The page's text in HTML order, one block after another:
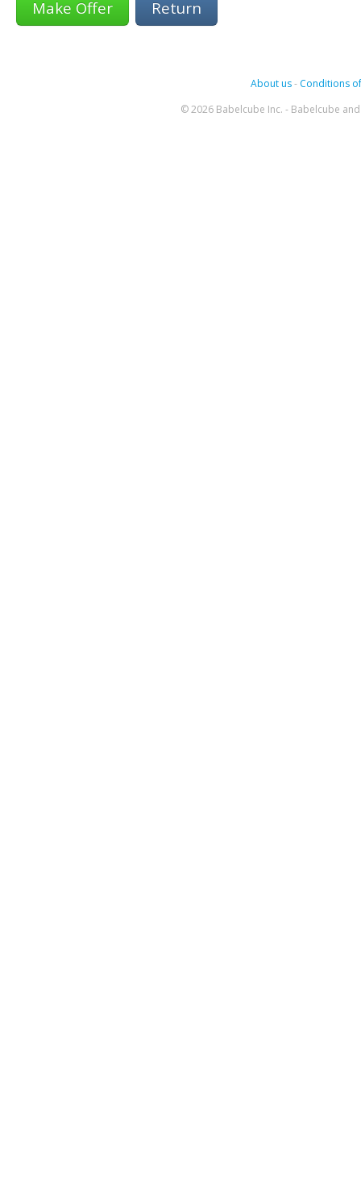
Return
About us- Conditions
© 2026 Babelcube Inc. - Babelcube